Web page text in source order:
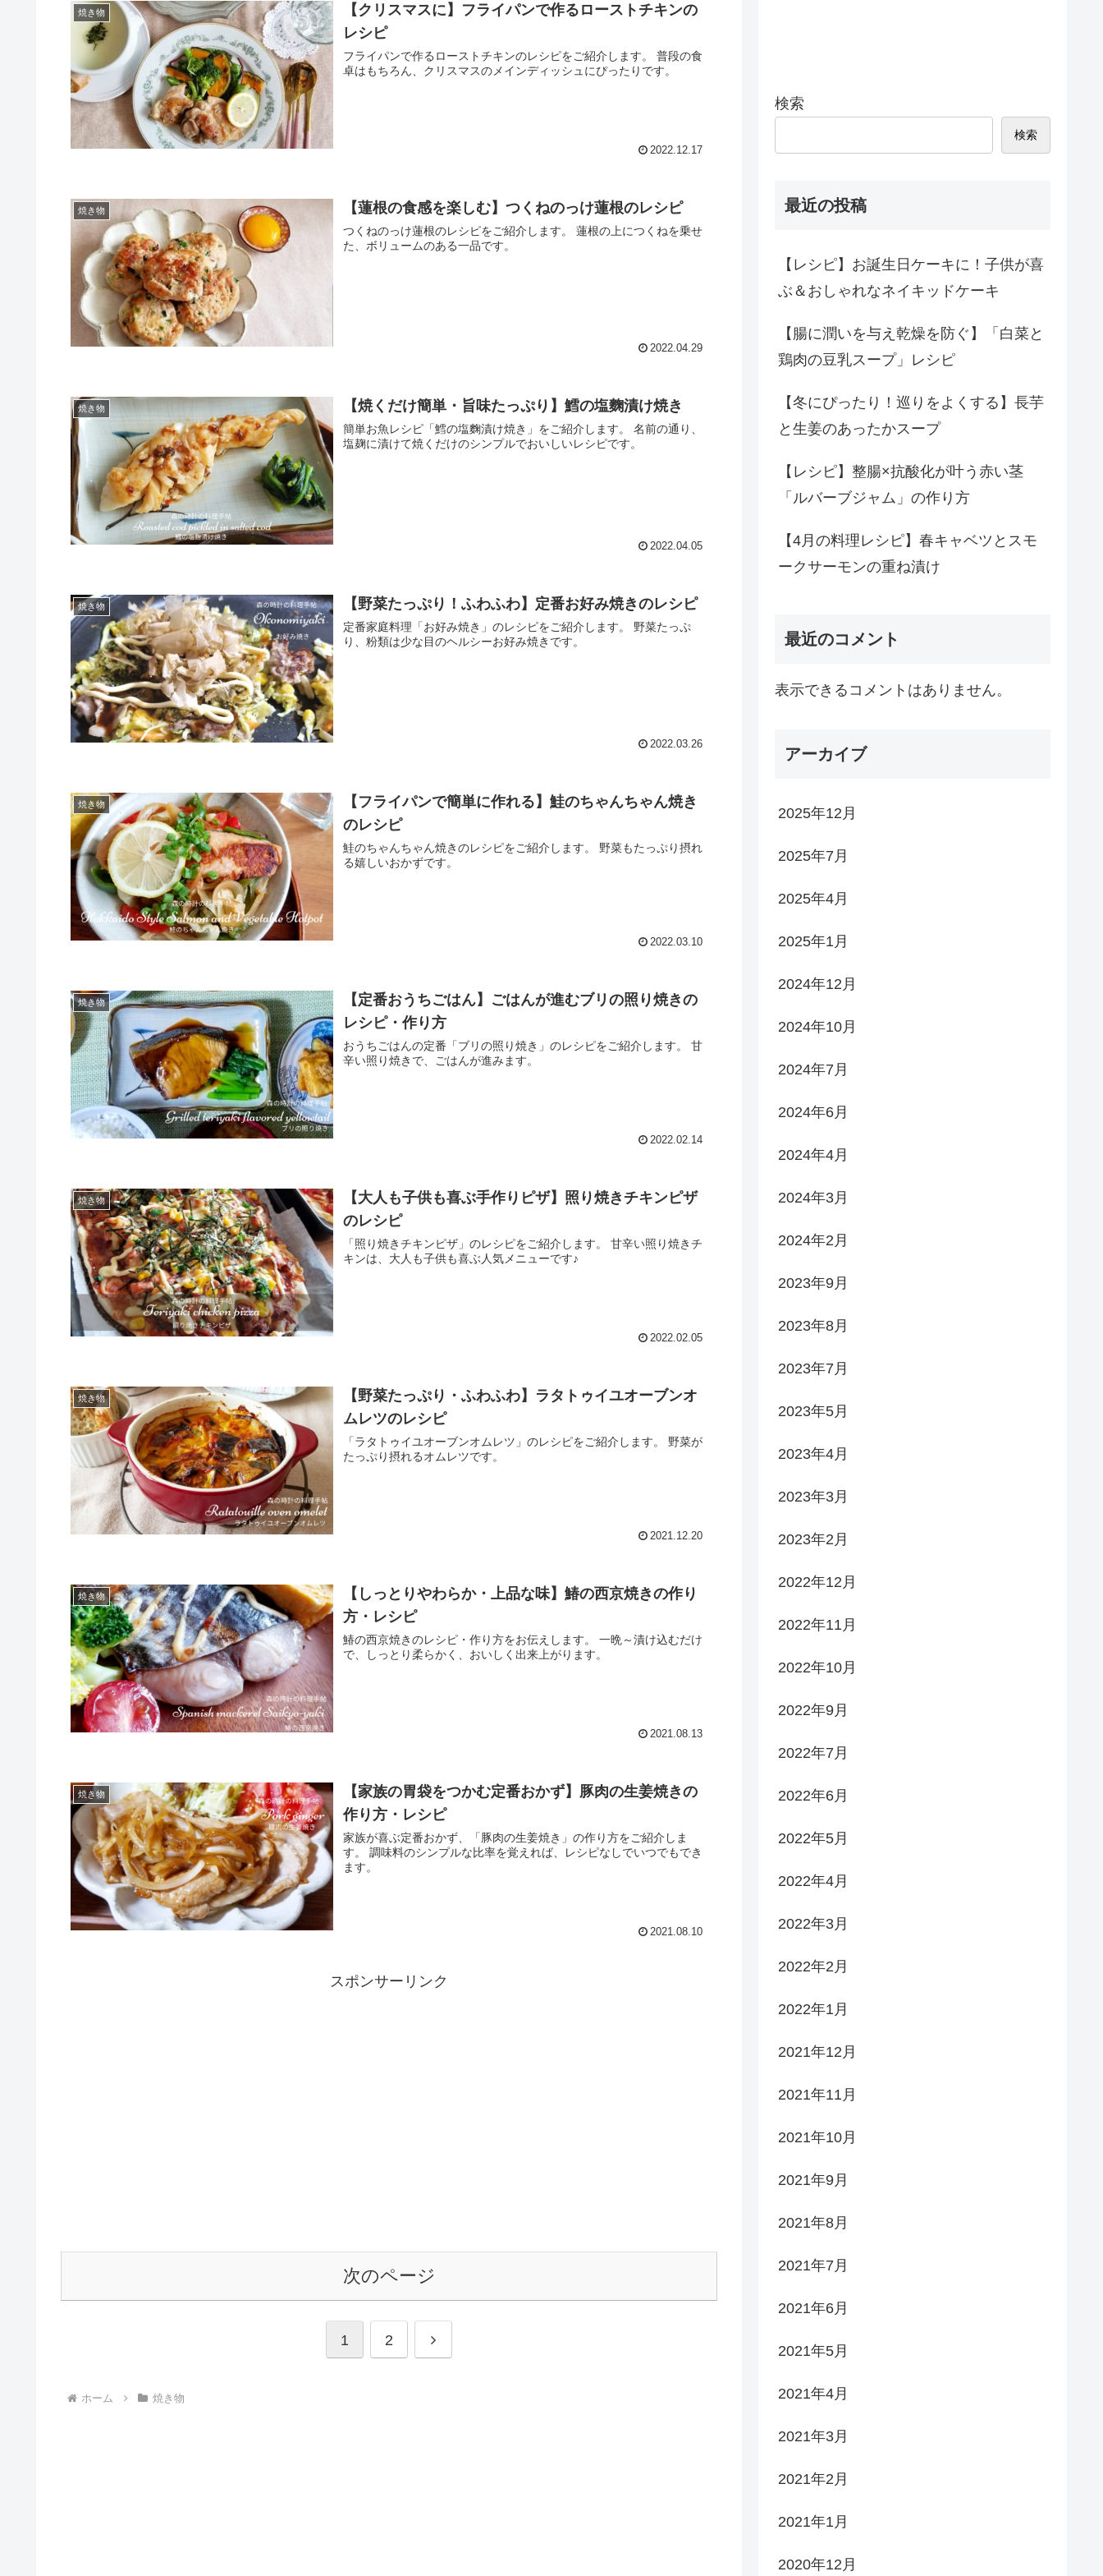
焼き物
【クリスマスに】フライパンで作るローストチキンの
レシピ
フライパンで作るローストチキンのレシピをご紹介します。 普段の食
卓はもちろん、クリスマスのメインディッシュにぴったりです。
2022.12.17
焼き物 【蓮根の食感を楽しむ】つくねのっけ蓮根のレシピ
つくねのっけ蓮根のレシピをご紹介します。 蓮根の上につくねを乗せ
た、ボリュームのある一品です。
2022.04.29
焼き物 【焼くだけ簡単・旨味たっぷり】鱈の塩麴漬け焼き
簡単お魚レシピ「鱈の塩麴漬け焼き」をご紹介します。 名前の通り、
塩麹に漬けて焼くだけのシンプルでおいしいレシピです。
2022.04.05
焼き物 【野菜たっぷり！ふわふわ】定番お好み焼きのレシピ
定番家庭料理「お好み焼き」のレシピをご紹介します。 野菜たっぷ
り、粉類は少な目のヘルシーお好み焼きです。
2022.03.26
焼き物
【フライパンで簡単に作れる】鮭のちゃんちゃん焼き
のレシピ
鮭のちゃんちゃん焼きのレシピをご紹介します。 野菜もたっぷり摂れ
る嬉しいおかずです。
2022.03.10
焼き物
【定番おうちごはん】ごはんが進むブリの照り焼きの
レシピ・作り方
おうちごはんの定番「ブリの照り焼き」のレシピをご紹介します。 甘
辛い照り焼きで、ごはんが進みます。
2022.02.14
焼き物
【大人も子供も喜ぶ手作りピザ】照り焼きチキンピザ
のレシピ
「照り焼きチキンピザ」のレシピをご紹介します。 甘辛い照り焼きチ
キンは、大人も子供も喜ぶ人気メニューです♪
2022.02.05
焼き物
【野菜たっぷり・ふわふわ】ラタトゥイユオーブンオ
ムレツのレシピ
「ラタトゥイユオーブンオムレツ」のレシピをご紹介します。 野菜が
たっぷり摂れるオムレツです。
2021.12.20
焼き物
【しっとりやわらか・上品な味】鰆の西京焼きの作り
方・レシピ
鰆の西京焼きのレシピ・作り方をお伝えします。 一晩～漬け込むだけ
で、しっとり柔らかく、おいしく出来上がります。
2021.08.13
焼き物
【家族の胃袋をつかむ定番おかず】豚肉の生姜焼きの
作り方・レシピ
家族が喜ぶ定番おかず、「豚肉の生姜焼き」の作り方をご紹介しま
す。 調味料のシンプルな比率を覚えれば、レシピなしでいつでもでき
ます。
2021.08.10
スポンサーリンク
次のページ
1 2
ホーム 焼き物
検索
検索
最近の投稿
【レシピ】お誕生日ケーキに！子供が喜
ぶ＆おしゃれなネイキッドケーキ
【腸に潤いを与え乾燥を防ぐ】「白菜と
鶏肉の豆乳スープ」レシピ
【冬にぴったり！巡りをよくする】長芋
と生姜のあったかスープ
【レシピ】整腸×抗酸化が叶う赤い茎
「ルバーブジャム」の作り方
【4月の料理レシピ】春キャベツとスモ
ークサーモンの重ね漬け
最近のコメント
表示できるコメントはありません。
アーカイブ
2025年12月
2025年7月
2025年4月
2025年1月
2024年12月
2024年10月
2024年7月
2024年6月
2024年4月
2024年3月
2024年2月
2023年9月
2023年8月
2023年7月
2023年5月
2023年4月
2023年3月
2023年2月
2022年12月
2022年11月
2022年10月
2022年9月
2022年7月
2022年6月
2022年5月
2022年4月
2022年3月
2022年2月
2022年1月
2021年12月
2021年11月
2021年10月
2021年9月
2021年8月
2021年7月
2021年6月
2021年5月
2021年4月
2021年3月
2021年2月
2021年1月
2020年12月